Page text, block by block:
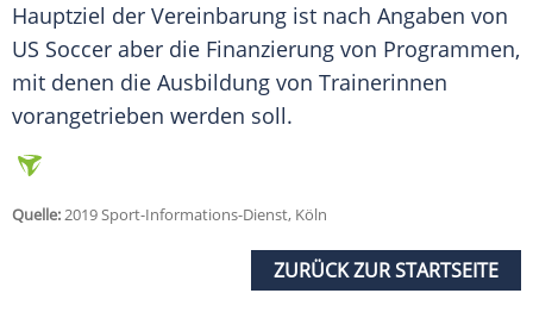
Hauptziel der Vereinbarung ist nach Angaben von
US Soccer aber die Finanzierung von Programmen,
mit denen die Ausbildung von Trainerinnen
vorangetrieben werden soll.
Quelle:2019 Sport-Informations-Dienst, Köln
ZURÜCK ZUR STARTSEITE